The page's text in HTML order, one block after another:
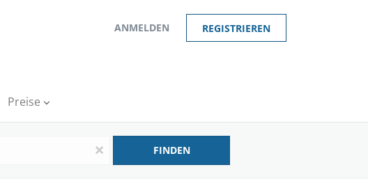
ANMELDEN REGISTRIEREN
Preise
x FINDEN